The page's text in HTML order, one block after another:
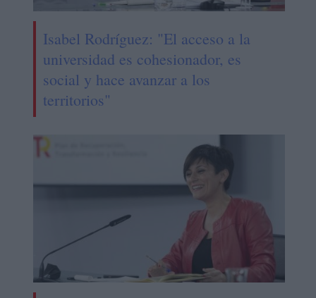
Isabel Rodríguez: "El acceso a la
universidad es cohesionador, es
social y hace avanzar a los
territorios"